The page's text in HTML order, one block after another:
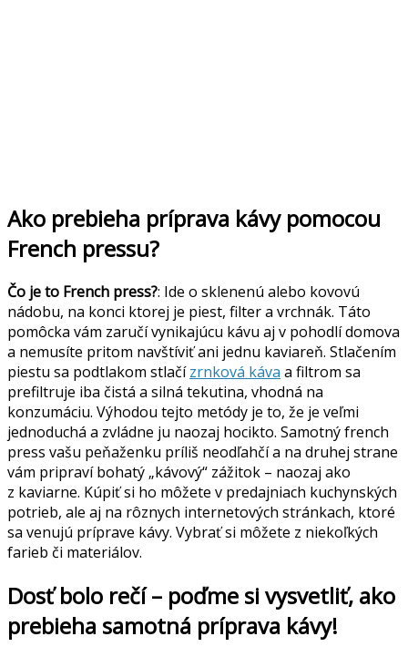
Ako prebieha príprava kávy pomocou
French pressu?
Čo je to French press?: Ide o sklenenú alebo kovovú
nádobu, na konci ktorej je piest, filter a vrchnák. Táto
pomôcka vám zaručí vynikajúcu kávu aj v pohodlí domova
a nemusíte pritom navštíviť ani jednu kaviareň. Stlačením
piestu sa podtlakom stlačízrnková káva a filtrom sa
prefiltruje iba čistá a silná tekutina, vhodná na
konzumáciu. Výhodou tejto metódy je to, že je veľmi
jednoduchá a zvládne ju naozaj hocikto. Samotný french
press vašu peňaženku príliš neodľahčí a na druhej strane
vám pripraví bohatý „kávový“ zážitok – naozaj ako
z kaviarne. Kúpiť si ho môžete v predajniach kuchynských
potrieb, ale aj na rôznych internetových stránkach, ktoré
sa venujú príprave kávy. Vybrať si môžete z niekoľkých
farieb či materiálov.
Dosť bolo rečí – poďme si vysvetliť, ako
prebieha samotná príprava kávy!